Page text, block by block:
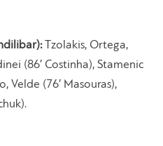
Tzolakis, Ortega,
(86′ Costinha), Stamenic
Velde (76′ Masouras),